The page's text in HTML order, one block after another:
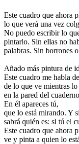
Este cuadro que ahora
lo que verá una vez
No puedo escribir lo
pintarlo. Sin ellas no
palabras. Sin borrones
Añado más pintura de
Este cuadro me habla
de lo que ve mientras
en la pared del
En él apareces tú,
que lo está mirando. Y
sabrá quién es: si tú el
Este cuadro que ahora
ve y pinta a quien lo